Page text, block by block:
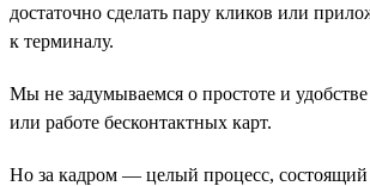
достаточно сделать пару кликов или
к терминалу.
Мы не задумываемся о простоте и
или работе бесконтактных карт.
Но за кадром — целый процесс, состоящий